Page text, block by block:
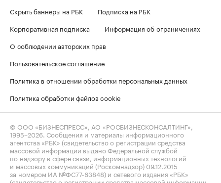
Скрыть баннеры на РБК
Подписка на РБК
Корпоративная подписка
Информация об ограничениях
О соблюдении авторских прав
Пользовательское соглашение
Политика в отношении обработки персональных данных
Политика обработки файлов cookie
© ООО «БИЗНЕСПРЕСС», АО «РОСБИЗНЕСКОНСАЛТИНГ»,
1995–2026 . Сообщения и материалы информационного
агентства «РБК» (свидетельство о регистрации средства
массовой информации выдано Федеральной службой
по надзору в сфере связи, информационных технологий
и массовых коммуникаций (Роскомнадзор) 09.12.2015
за номером ИА №ФС77-63848) и сетевого издания «РБК»